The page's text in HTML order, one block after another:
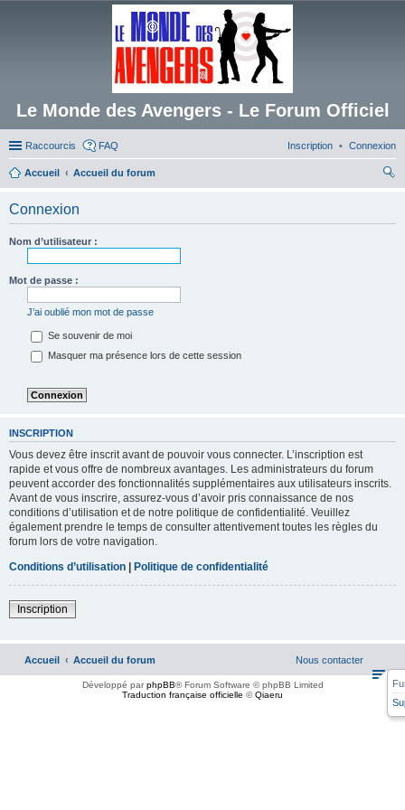
Le Monde des Avengers - Le Forum Officiel
Raccourcis FAQ Connexion
Inscription
Accueil
Accueil du forum
Connexion
Nom d’utilisateur :
Mot de passe :
J’ai oublié mon mot de passe
Se souvenir de moi
Masquer ma présence lors de cette session
INSCRIPTION
Vous devez être inscrit avant de pouvoir vous connecter. L’inscription est
rapide et vous offre de nombreux avantages. Les administrateurs du forum
peuvent accorder des fonctionnalités supplémentaires aux utilisateurs inscrits.
Avant de vous inscrire, assurez-vous d’avoir pris connaissance de nos
conditions d’utilisation et de notre politique de confidentialité. Veuillez
également prendre le temps de consulter attentivement toutes les règles du
forum lors de votre navigation.
Conditions d’utilisation | Politique de confidentialité
Inscription
Accueil Accueil du forum Nous contacter
Développé parphpBB® Forum Software © phpBB Limited
Traduction française officielle ©Qiaeru